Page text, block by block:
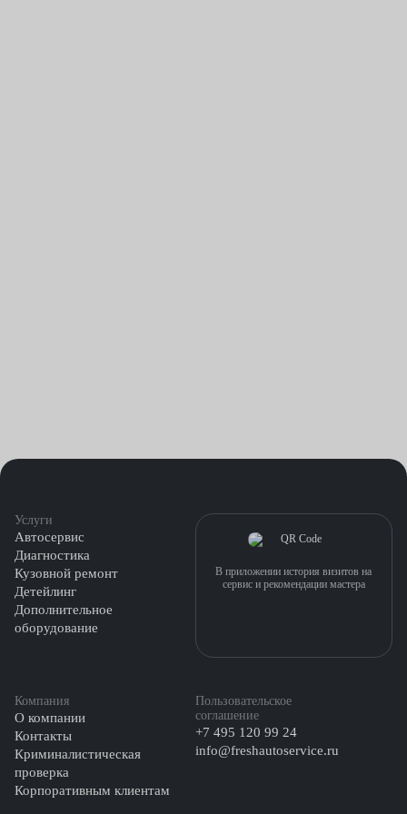
Услуги
Автосервис
Диагностика
Кузовной ремонт
Детейлинг
Дополнительное
оборудование
Компания
О компании
Контакты
Криминалистическая
проверка
Корпоративным клиентам
Пользовательское
соглашение
+7 495 120 99 24
info@freshautoservice.ru
В приложении история визитов на
сервис и рекомендации мастера